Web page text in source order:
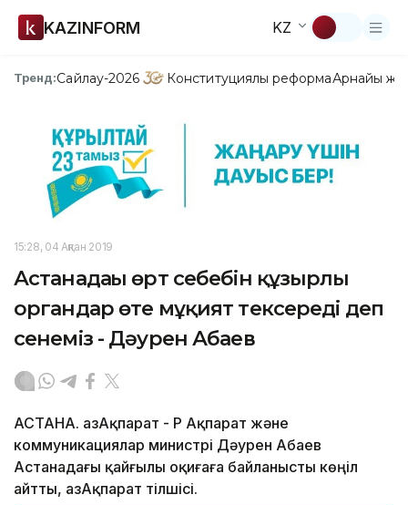
KAZINFORM KZ
Тренд:Сайлау-2026 Конституциялық реформаАрнайы
15:28, 04 Ақпан 2019
Астанадағы өрт себебін құзырлы
органдар өте мұқият тексереді деп
сенеміз - Дәурен Абаев
АСТАНА. ҚазАқпарат - ҚР Ақпарат және
коммуникациялар министрі Дәурен Абаев
Астанадағы қайғылы оқиғаға байланысты көңіл
айтты, ҚазАқпарат тілшісі.